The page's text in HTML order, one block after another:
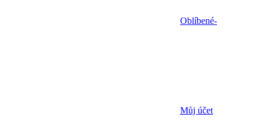
Oblíbené-
Můj účet